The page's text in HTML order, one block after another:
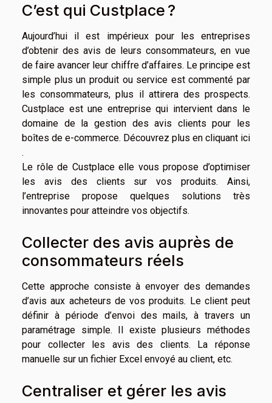
C’est qui Custplace ?
Aujourd’hui il est impérieux pour les entreprises
d’obtenir des avis de leurs consommateurs, en vue
de faire avancer leur chiffre d’affaires. Le principe est
simple plus un produit ou service est commenté par
les consommateurs, plus il attirera des prospects.
Custplace est une entreprise qui intervient dans le
domaine de la gestion des avis clients pour les
boîtes de e-commerce. Découvrez plus en cliquant ici
.
Le rôle de Custplace elle vous propose d’optimiser
les avis des clients sur vos produits. Ainsi,
l’entreprise propose quelques solutions très
innovantes pour atteindre vos objectifs.
Collecter des avis auprès de
consommateurs réels
Cette approche consiste à envoyer des demandes
d’avis aux acheteurs de vos produits. Le client peut
définir à période d’envoi des mails, à travers un
paramétrage simple. Il existe plusieurs méthodes
pour collecter les avis des clients. La réponse
manuelle sur un fichier Excel envoyé au client, etc.
Centraliser et gérer les avis